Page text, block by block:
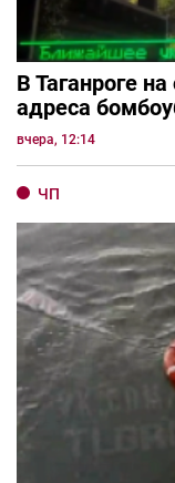
В Таганроге
адреса
вчера, 12:14
ЧП